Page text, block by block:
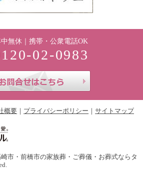
無休｜携帯・公衆電話OK
02-0983
概要 プライバシーポリシー サイトマップ
市・前橋市の家族葬・ご葬儀・お葬式ならタ